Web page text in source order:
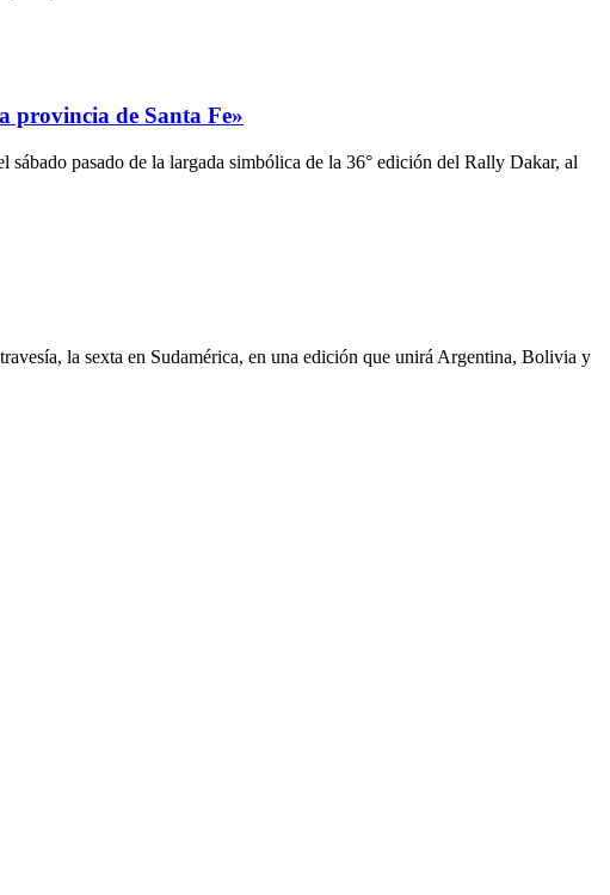
provincia de Santa Fe»
pasado de la largada simbólica de la 36° edición del Rally Dakar, al
la sexta en Sudamérica, en una edición que unirá Argentina, Bolivia y